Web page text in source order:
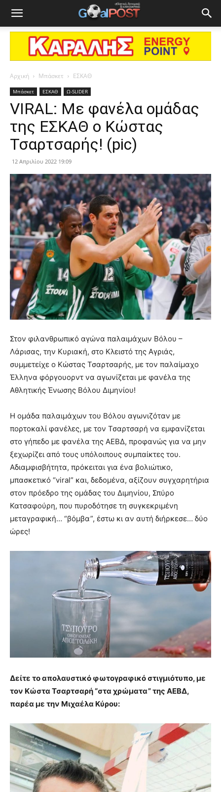
Αρχική Μπάσκετ ΕΣΚΑΘ
Μπάσκετ ΕΣΚΑΘ Ω-SLIDER
VIRAL: Με φανέλα ομάδας
της ΕΣΚΑΘ ο Κώστας
Τσαρτσαρής! (pic)
12 Απριλίου 2022 19:09
Στον φιλανθρωπικό αγώνα παλαιμάχων Βόλου –
Λάρισας, την Κυριακή, στο Κλειστό της Αγριάς,
συμμετείχε ο Κώστας Τσαρτσαρής, με τον παλαίμαχο
Έλληνα φόργουορντ να αγωνίζεται με φανέλα της
Αθλητικής Ένωσης Βόλου Διμηνίου!
Η ομάδα παλαιμάχων του Βόλου αγωνιζόταν με
πορτοκαλί φανέλες, με τον Τσαρτσαρή να εμφανίζεται
στο γήπεδο με φανέλα της ΑΕΒΔ, προφανώς για να μην
ξεχωρίζει από τους υπόλοιπους συμπαίκτες του.
Αδιαμφισβήτητα, πρόκειται για ένα βολιώτικο,
μπασκετικό “viral” και, δεδομένα, αξίζουν συγχαρητήρια
στον πρόεδρο της ομάδας του Διμηνίου, Σπύρο
Κατσαφούρη, που πυροδότησε τη συγκεκριμένη
μεταγραφική… “βόμβα”, έστω κι αν αυτή διήρκεσε… δύο
ώρες!
Δείτε το απολαυστικό φωτογραφικό στιγμιότυπο, με
τον Κώστα Τσαρτσαρή “στα χρώματα” της ΑΕΒΔ,
παρέα με την Μιχαέλα Κύρου: